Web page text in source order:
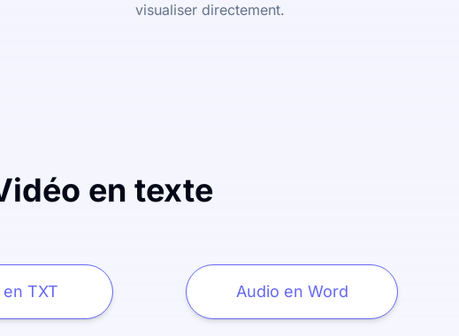
visualiser directement.
en texte
TXT Audio en Word